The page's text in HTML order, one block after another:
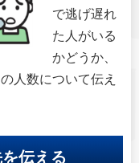
で逃げ遅れ
た人がいる
かどうか、
人数について伝え
伝える